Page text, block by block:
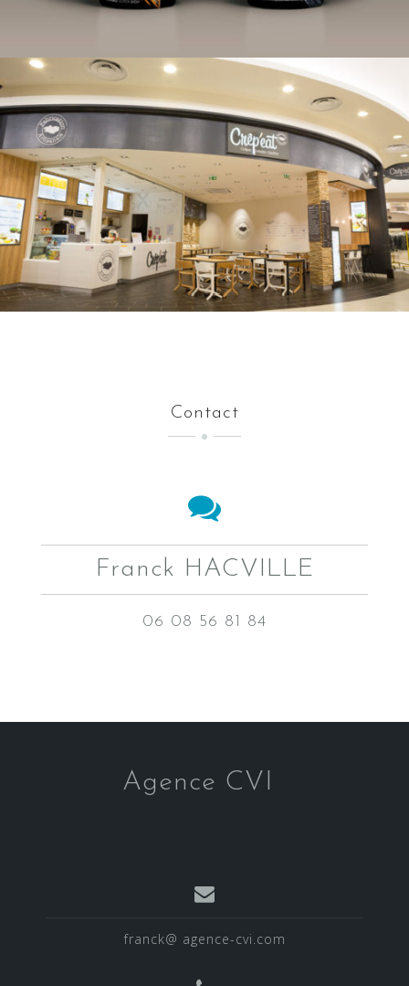
Contact
Franck HACVILLE
06 08 56 81 84
Agence CVI
franck@ agence-cvi.com